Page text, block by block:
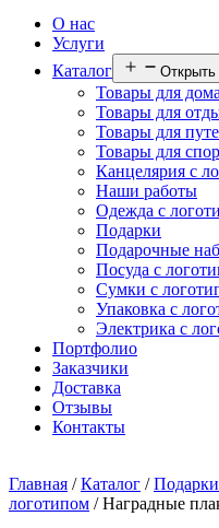
О нас
Услуги
Каталог
Товары для
Товары для
Товары для
Товары для
Канцелярия с
Наши работы
Одежда с
Подарки
Подарочные
Посуда с
Сумки с
Упаковка с
Электрика с
Портфолио
Заказчики
Доставка
Отзывы
Контакты
Главная /Каталог /Подарки
логотипом / Наградные